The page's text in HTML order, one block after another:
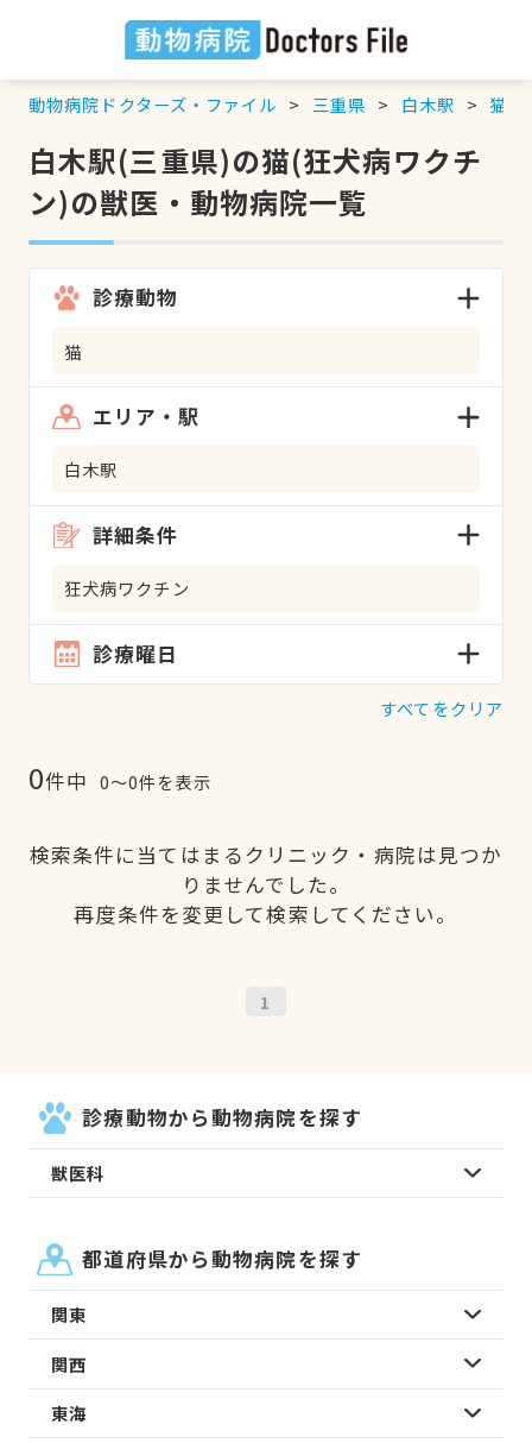
動物病院ドクターズ・ファイル 三重県 白木駅 猫
白木駅(三重県)の猫(狂犬病ワクチ
ン)の獣医・動物病院一覧
診療動物
猫
エリア・駅
白木駅
詳細条件
狂犬病ワクチン
診療曜日
すべてをクリア
0件中 0〜0件を表示
検索条件に当てはまるクリニック・病院は見つか
りませんでした。
再度条件を変更して検索してください。
1
診療動物から動物病院を探す
獣医科
都道府県から動物病院を探す
関東
関西
東海